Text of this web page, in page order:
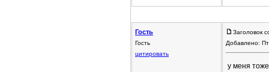
Гость
Гость
цитировать
Заголовок
Добавлено:
у меня